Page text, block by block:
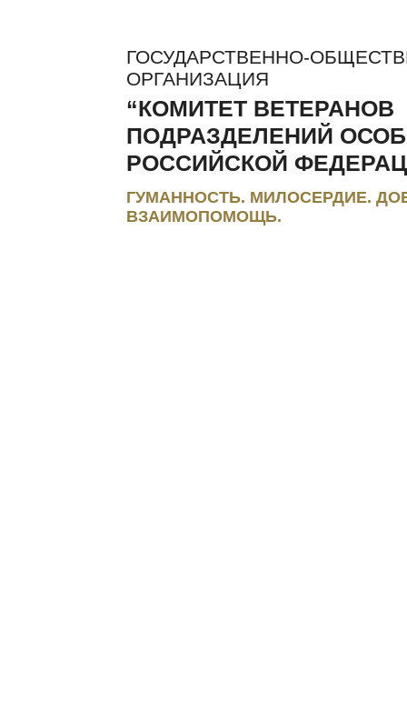
ГОСУДАРСТВЕННО-
ОРГАНИЗАЦИЯ
“КОМИТЕТ ВЕТЕРАНОВ
ПОДРАЗДЕЛЕНИЙ
РОССИЙСКОЙ
ГУМАННОСТЬ. МИЛОСЕРДИЕ.
ВЗАИМОПОМОЩЬ.